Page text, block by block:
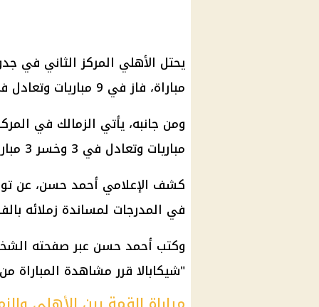
مباراة، فاز في 9 مباريات وتعادل في 5.
مباريات وتعادل في 3 وخسر 3 مباريات.
كشف الإعلامي أحمد حسن، عن
في المدرجات لمساندة زملائه
وكتب أحمد حسن عبر صفحته
"شيكابالا قرر مشاهدة المباراة